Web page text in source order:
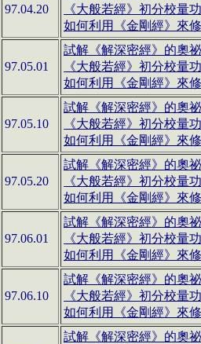
97.04.20
《大般若經》初分校量
如何利用《金剛經》來
97.05.01
試解《解深密經》的奧
《大般若經》初分校量
如何利用《金剛經》來
97.05.10
試解《解深密經》的奧
《大般若經》初分校量
如何利用《金剛經》來
97.05.20
試解《解深密經》的奧
《大般若經》初分校量
如何利用《金剛經》來
97.06.01
試解《解深密經》的奧
《大般若經》初分校量
如何利用《金剛經》來
97.06.10
試解《解深密經》的奧
《大般若經》初分校量
如何利用《金剛經》來
試解《解深密經》的奧